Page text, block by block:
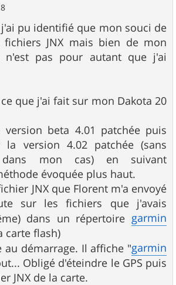
pu identifié que mon souci de
JNX mais bien de mon
n'est pas pour autant que j'ai
que j'ai fait sur mon Dakota 20
beta 4.01 patchée puis
version 4.02 patchée (sans
mon cas) en suivant
évoquée plus haut.
JNX que Florent m'a envoyé
sur les fichiers que j'avais
dans un répertoire garmin
carte flash)
au démarrage. Il affiche "garmin
Obligé d'éteindre le GPS puis
JNX de la carte.